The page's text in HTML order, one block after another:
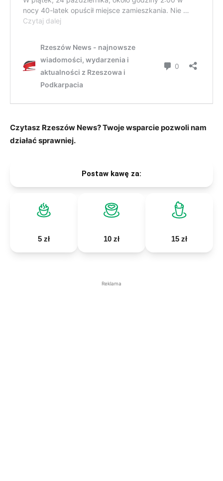
Czytasz Rzeszów News? Twoje wsparcie pozwoli nam
działać sprawniej.
Postaw kawę za:
5 zł 10 zł 15 zł
Reklama